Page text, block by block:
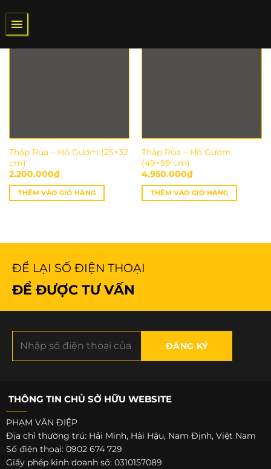
qua
nội
dung
Tháp Rùa – Hồ Gươm (25×32
cm)
2.200.000₫
THÊM VÀO GIỎ HÀNG
Tháp Rùa – Hồ Gươm
(49×59 cm)
4.950.000₫
THÊM VÀO GIỎ HÀNG
ĐỂ LẠI SỐ ĐIỆN THOẠI
ĐỂ ĐƯỢC TƯ VẤN
THÔNG TIN CHỦ SỞ HỮU WEBSITE
PHẠM VĂN ĐIỆP
Địa chỉ thường trú: Hải Minh, Hải Hậu, Nam Định, Việt Nam
Số điện thoại: 0902 674 729
Giấy phép kinh doanh số: 0310157089